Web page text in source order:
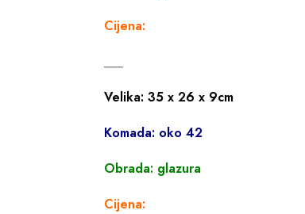
Cijena:
Velika: 35 x 26 x 9cm
Komada: oko 42
Obrada: glazura
Cijena: